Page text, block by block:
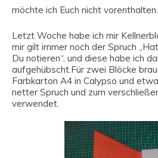
möchte ich Euch nicht vorenthalten.
Letzt Woche habe ich mir
mir gilt immer noch der Spruch
Du notieren“, und diese habe ich
aufgehübscht.Für zwei Blöcke
Farbkarton A4 in Calypso und
netter Spruch und zum
verwendet.